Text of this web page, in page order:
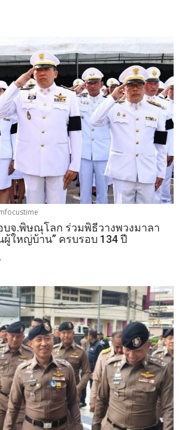
จ.พิษณุโลก ร่วมพิธีวางพวงมาลา
ผู้ใหญ่บ้าน” ครบรอบ 134 ปี